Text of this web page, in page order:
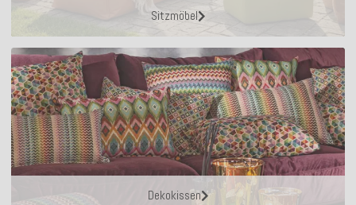
Sitzmöbel
Dekokissen